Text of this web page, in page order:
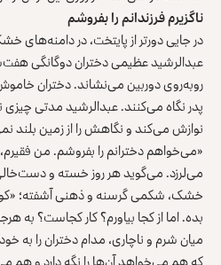
ناگزیرم فرزندانم را بفروشم
در جایی دورتر از پایتخت، در دامنه‌های
عبدالرشید عظیمی دختران دوگانگی
روبه‌رویدوربینمینشاند. دختران
پدر نگاه می‌کنند. عبدالرشید مدتی
نوازش می‌کند و نگاهش را از زمین بلند
«می‌خواهم دخترانم را بفروشم. من
می‌لرزد. می‌گوید هر روز خسته و
خشک، شکمی گرسنه و ذهنی آشفته؛
بده. اما از کجا بیاورم؟ کار کجاست؟ به
میان شرم و ناچاری، مدام دختران را